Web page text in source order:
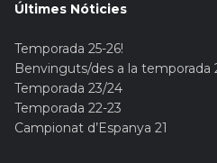
Últimes Nóticies
Temporada 25-26!
Benvinguts/des a la temporada
Temporada 23/24
Temporada 22-23
Campionat d’Espanya 21